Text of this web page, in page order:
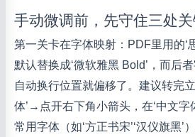
手动微调前，先守住三处
第一关卡在字体映射：PDF里用的‘
默认替换成‘微软雅黑 Bold’，而后
自动换行位置就偏移了。建议转完
体’→点开右下角小箭头，在‘中文字
常用字体（如‘方正书宋’‘汉仪旗黑’